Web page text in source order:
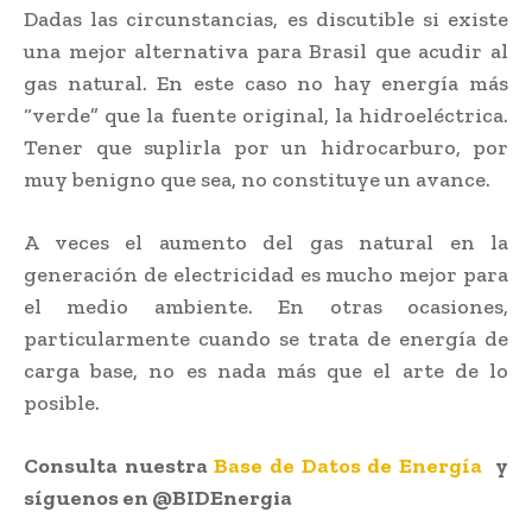
Dadas las circunstancias, es discutible si existe
una mejor alternativa para Brasil que acudir al
gas natural. En este caso no hay energía más
“verde” que la fuente original, la hidroeléctrica.
Tener que suplirla por un hidrocarburo, por
muy benigno que sea, no constituye un avance.
A veces el aumento del gas natural en la
generación de electricidad es mucho mejor para
el medio ambiente. En otras ocasiones,
particularmente cuando se trata de energía de
carga base, no es nada más que el arte de lo
posible.
Consulta nuestraBase de Datos de Energía y
síguenos en @BIDEnergia